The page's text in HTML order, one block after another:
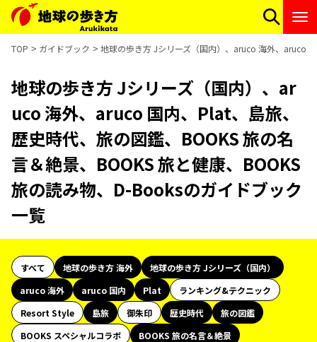
TOP ガイドブック 地球の歩き方 Jシリーズ（国内）、aruco 海外、aruco
地球の歩き方 Jシリーズ（国内）、ar
uco 海外、aruco 国内、Plat、島旅、
歴史時代、旅の図鑑、BOOKS 旅の名
言＆絶景、BOOKS 旅と健康、BOOKS
旅の読み物、D-Booksのガイドブック
一覧
すべて 地球の歩き方 海外
地球の歩き方 Jシリーズ（国内）
aruco 海外
aruco 国内 Plat
ランキング&テクニック
Resort Style
島旅 御朱印 歴史時代
旅の図鑑
BOOKS スペシャルコラボ
BOOKS 旅の名言＆絶景